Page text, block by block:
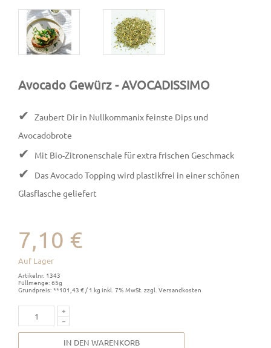
Avocado Gewürz - AVOCADISSIMO
✔ Zaubert Dir in Nullkommanix feinste Dips und
Avocadobrote
✔ Mit Bio-Zitronenschale für extra frischen Geschmack
✔
Das Avocado Topping wird plastikfrei in einer schönen
Glasflasche geliefert
7,10 €
Auf Lager
Artikelnr. 1343
Füllmenge: 65g
Grundpreis: **101,43 € / 1 kg inkl. 7% MwSt. zzgl. Versandkosten
IN DEN WARENKORB